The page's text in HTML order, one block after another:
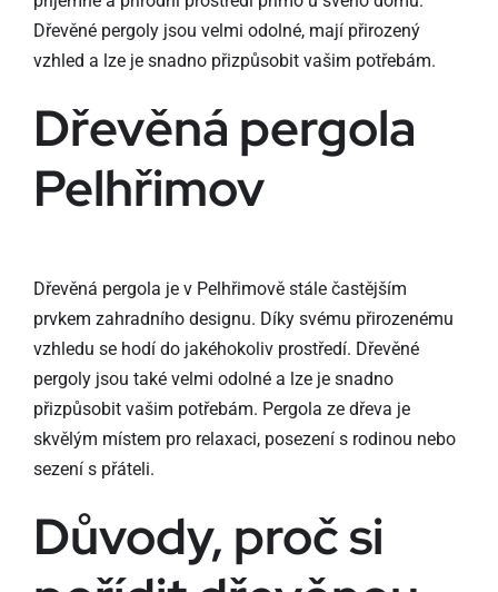
Dřevěné pergoly jsou velmi odolné, mají přirozený
vzhled a lze je snadno přizpůsobit vašim potřebám.
Dřevěná pergola
Pelhřimov
Dřevěná pergola je v Pelhřimově stále častějším
prvkem zahradního designu. Díky svému přirozenému
vzhledu se hodí do jakéhokoliv prostředí. Dřevěné
pergoly jsou také velmi odolné a lze je snadno
přizpůsobit vašim potřebám. Pergola ze dřeva je
skvělým místem pro relaxaci, posezení s rodinou nebo
sezení s přáteli.
Důvody, proč si